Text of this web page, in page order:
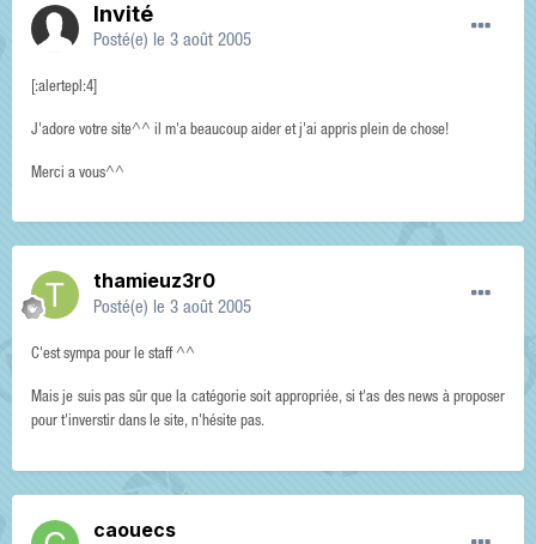
Invité
Posté(e) le 3 août 2005
[:alertepl:4]
J'adore votre site^^ il m'a beaucoup aider et j'ai appris plein de chose!
Merci a vous^^
thamieuz3r0
Posté(e) le 3 août 2005
C'est sympa pour le staff ^^
Mais je suis pas sûr que la catégorie soit appropriée, si t'as des news à proposer
pour t'inverstir dans le site, n'hésite pas.
caouecs